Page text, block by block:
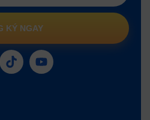
KÝ NGAY